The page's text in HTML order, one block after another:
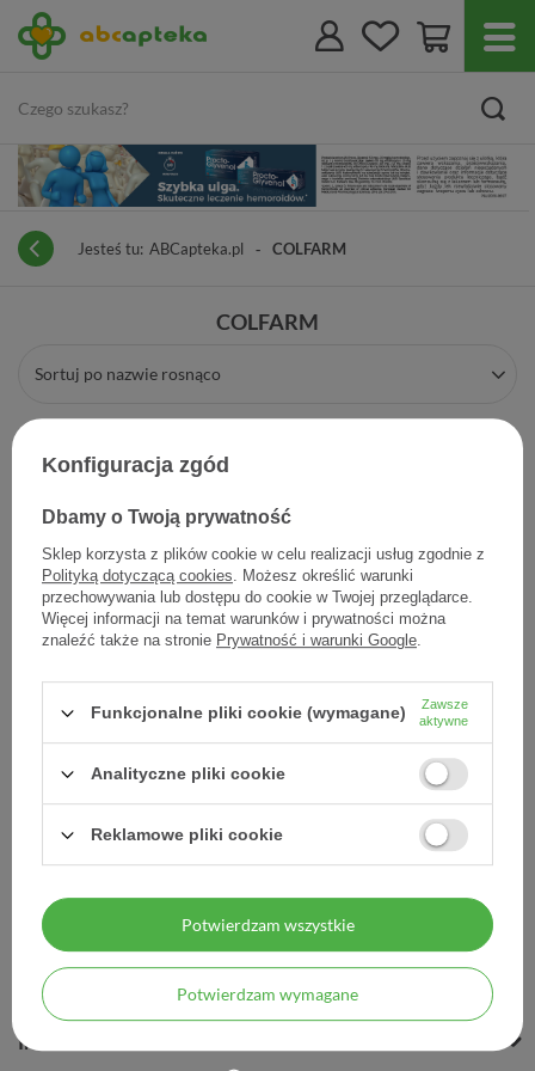
Jesteś tu: ABCapteka.pl COLFARM
COLFARM
Sortuj po nazwie rosnąco
2Be Slim Forte, 3 x 60
92,88 zł
MOJE ZAMÓWIENIE
MOJE KONTO
INFORMACJE
Konfiguracja zgód
Dbamy o Twoją prywatność
Sklep korzysta z plików cookie w celu realizacji usług zgodnie z
Polityką dotyczącą cookies. Możesz określić warunki
przechowywania lub dostępu do cookie w Twojej przeglądarce.
Więcej informacji na temat warunków i prywatności można
znaleźć także na stronie Prywatność i warunki Google.
Funkcjonalne pliki cookie (wymagane)
Zawsze
aktywne
Analityczne pliki cookie
Reklamowe pliki cookie
Potwierdzam wymagane
Potwierdzam wszystkie